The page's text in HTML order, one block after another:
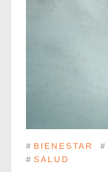
# BIENESTAR #
# SALUD